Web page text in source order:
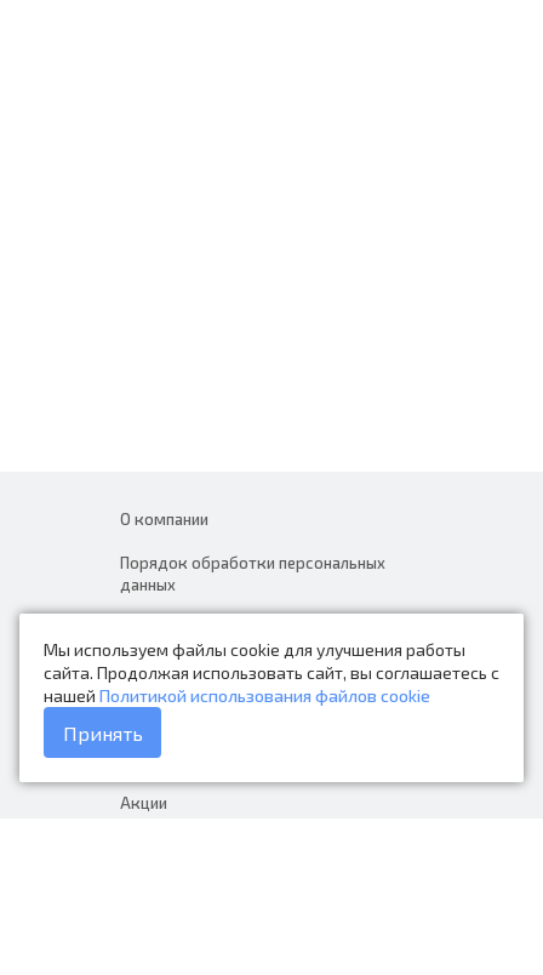
Мы используем файлы cookie для улучшения работы
сайта. Продолжая использовать сайт, вы соглашаетесь с
нашей Политикой использования файлов cookie
Принять
О компании
Порядок обработки персональных
данных
Контакты
Каталог товаров
Доставка и оплата
Акции